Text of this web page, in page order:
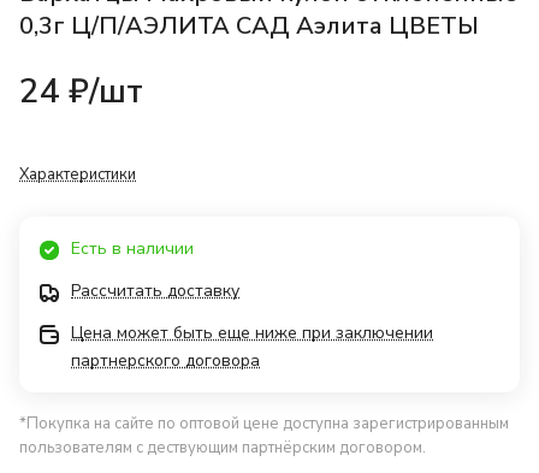
0,3г Ц/П/АЭЛИТА САД Аэлита ЦВЕТЫ
24 ₽/шт
Характеристики
Есть в наличии
Рассчитать доставку
Цена может быть еще ниже при заключении
партнерского договора
*Покупка на сайте по оптовой цене доступна зарегистрированным
пользователям с дествующим партнёрским договором.